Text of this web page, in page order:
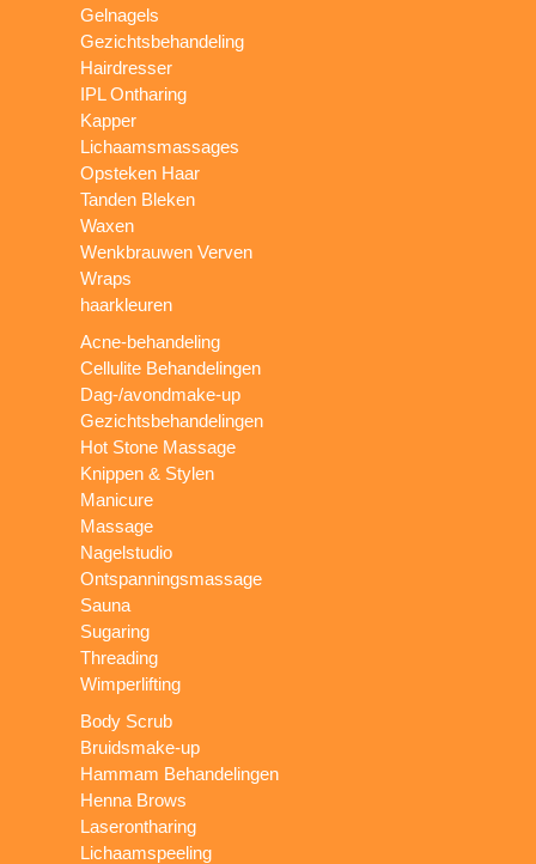
Gelnagels
Gezichtsbehandeling
Hairdresser
IPL Ontharing
Kapper
Lichaamsmassages
Opsteken Haar
Tanden Bleken
Waxen
Wenkbrauwen Verven
Wraps
haarkleuren
Acne-behandeling
Cellulite Behandelingen
Dag-/avondmake-up
Gezichtsbehandelingen
Hot Stone Massage
Knippen & Stylen
Manicure
Massage
Nagelstudio
Ontspanningsmassage
Sauna
Sugaring
Threading
Wimperlifting
Body Scrub
Bruidsmake-up
Hammam Behandelingen
Henna Brows
Laserontharing
Lichaamspeeling